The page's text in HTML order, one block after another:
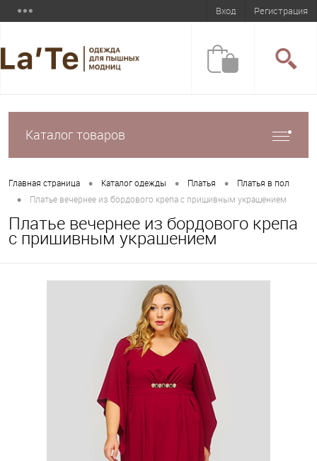
Вход Регистрация
Каталог товаров
Главная страница • Каталог одежды • Платья • Платья в пол
• Платье вечернее из бордового крепа с пришивным украшением
Платье вечернее из бордового крепа
с пришивным украшением